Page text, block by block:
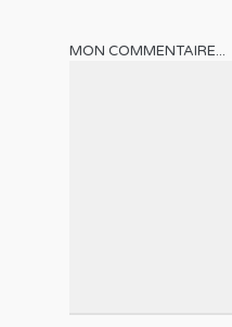
MON COMMENTAIRE...